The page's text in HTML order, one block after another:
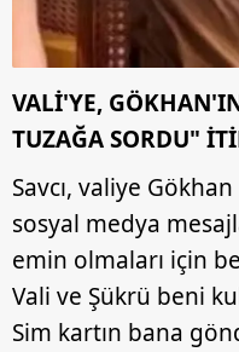
VALİ'YE,
TUZAĞA SORDU"
Savcı, valiye
sosyal medya
emin olmaları için
Vali ve Şükrü beni
Sim kartın bana